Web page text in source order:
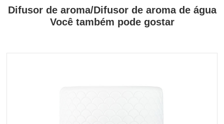
Difusor de aroma/Difusor de aroma de água
Você também pode gostar